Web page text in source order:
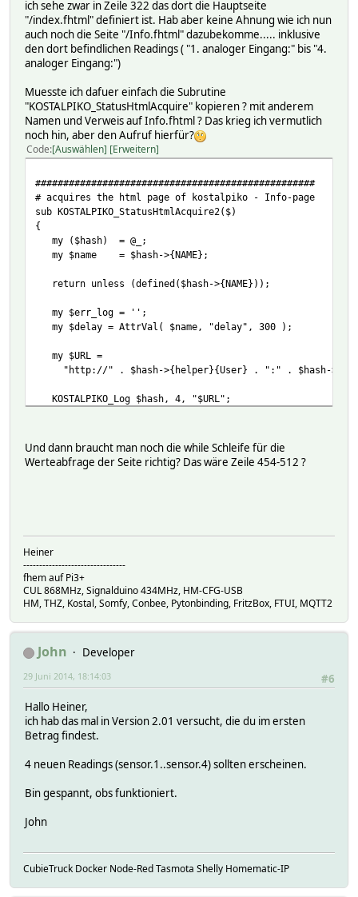
ich sehe zwar in Zeile 322 das dort die Hauptseite
"/index.fhtml" definiert ist. Hab aber keine Ahnung wie ich nun
auch noch die Seite "/Info.fhtml" dazubekomme..... inklusive
den dort befindlichen Readings ( "1. analoger Eingang:" bis "4.
analoger Eingang:")
Muesste ich dafuer einfach die Subrutine
"KOSTALPIKO_StatusHtmlAcquire" kopieren ? mit anderem
Namen und Verweis auf Info.fhtml ? Das krieg ich vermutlich
noch hin, aber den Aufruf hierfür?
Code Auswählen Erweitern
##################################################
# acquires the html page of kostalpiko - Info-page
sub KOSTALPIKO_StatusHtmlAcquire2($)
{
my ($hash) = @_;
my $name = $hash->{NAME};
return unless (defined($hash->{NAME}));
my $err_log = '';
my $delay = AttrVal( $name, "delay", 300 );
my $URL =
"http://" . $hash->{helper}{User} . ":" . $hash-
KOSTALPIKO_Log $hash, 4, "$URL";
my $request = HTTP::Request->new( 'GET', $URL,
my $response = $agent->request($request);
$err_log .= "Can't get $URL -- " . $response-
return "";
return $response->content;
}
Und dann braucht man noch die while Schleife für die
Werteabfrage der Seite richtig? Das wäre Zeile 454-512 ?
Heiner
--------------------------------
fhem auf Pi3+
CUL 868MHz, Signalduino 434MHz, HM-CFG-USB
HM, THZ, Kostal, Somfy, Conbee, Pytonbinding, FritzBox, FTUI, MQTT2
John
Developer
#6
29 Juni 2014, 18:14:03
Hallo Heiner,
ich hab das mal in Version 2.01 versucht, die du im ersten
Betrag findest.
4 neuen Readings (sensor.1..sensor.4) sollten erscheinen.
Bin gespannt, obs funktioniert.
John
CubieTruck Docker Node-Red Tasmota Shelly Homematic-IP